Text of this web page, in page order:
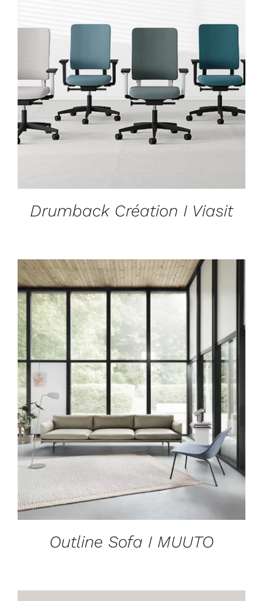
DÉTAILS
Drumback Création I Viasit
DÉTAILS
Outline Sofa I MUUTO